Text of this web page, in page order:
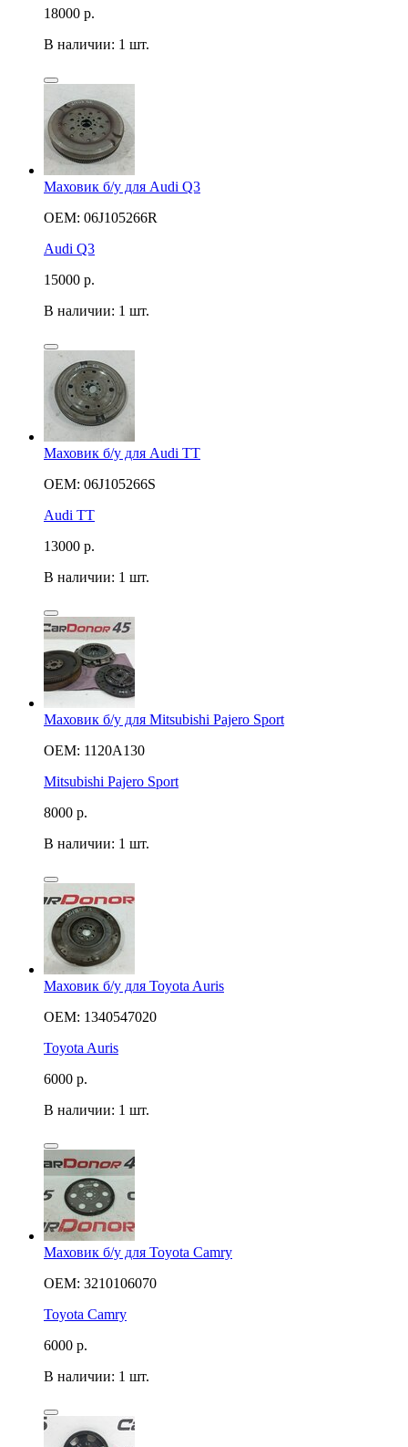
18000 р.
В наличии: 1 шт.
Маховик б/у для Audi Q3
OEM: 06J105266R
Audi Q3
15000 р.
В наличии: 1 шт.
Маховик б/у для Audi TT
OEM: 06J105266S
Audi TT
13000 р.
В наличии: 1 шт.
Маховик б/у для Mitsubishi Pajero Sport
OEM: 1120A130
Mitsubishi Pajero Sport
8000 р.
В наличии: 1 шт.
Маховик б/у для Toyota Auris
OEM: 1340547020
Toyota Auris
6000 р.
В наличии: 1 шт.
Маховик б/у для Toyota Camry
OEM: 3210106070
Toyota Camry
6000 р.
В наличии: 1 шт.